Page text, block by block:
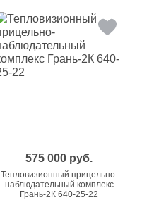
575 000 руб.
Тепловизионный прицельно-
наблюдательный комплекс
Грань-2К 640-25-22